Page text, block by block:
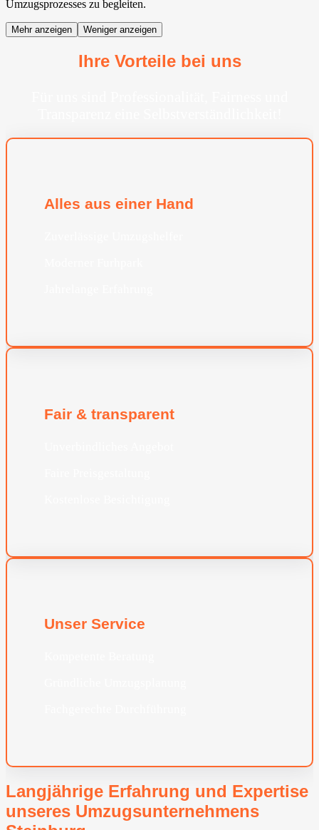
Umzugsprozesses zu begleiten.
Mehr anzeigen Weniger anzeigen
Ihre Vorteile bei uns
Alles aus einer Hand
Fair & transparent
Unser Service
Langjährige Erfahrung und Expertise
unseres Umzugsunternehmens